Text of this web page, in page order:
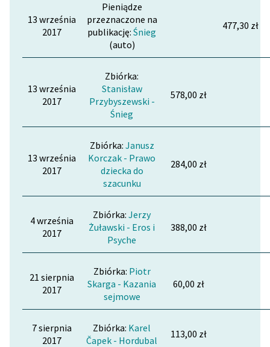
13 września
2017
Pieniądze
przeznaczone na
publikację:Śnieg
(auto)
477,30 zł
13 września
2017
Zbiórka:
Stanisław
Przybyszewski -
Śnieg
578,00 zł
13 września
2017
Zbiórka: Janusz
Korczak - Prawo
dziecka do
szacunku
284,00 zł
4 września
2017
Zbiórka:Jerzy
Żuławski - Eros i
Psyche
388,00 zł
21 sierpnia
2017
Zbiórka: Piotr
Skarga - Kazania
sejmowe
60,00 zł
7 sierpnia
2017
Zbiórka: Karel
Čapek - Hordubal
113,00 zł